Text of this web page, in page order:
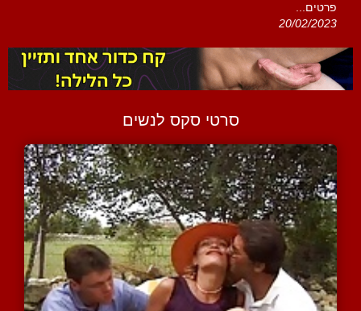
פרטים...
20/02/2023
סרטי סקס לנשים